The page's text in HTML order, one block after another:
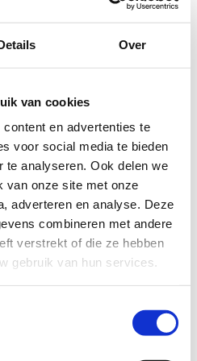
Over
van cookies
en advertenties te
voor social media te bieden
te analyseren. Ook delen we
van onze site met onze
adverteren en analyse. Deze
combineren met andere
verstrekt of die ze hebben
gebruik van hun services.
op een route? Ga dan naar